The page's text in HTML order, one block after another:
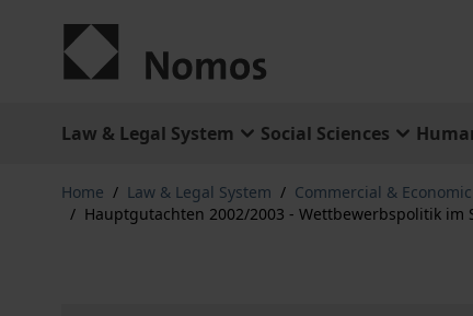
Law & Legal System Social Sciences
Home / Law & Legal System / Commercial &
/ Hauptgutachten 2002/2003 - Wettbewerbspolitik im